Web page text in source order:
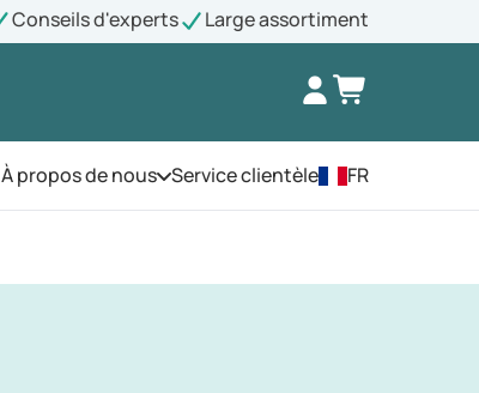
Conseils d'experts Large assortiment
À propos de nousOuvrez le menu
Service clientèle FR